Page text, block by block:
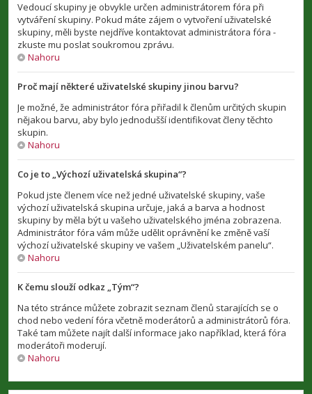
Vedoucí skupiny je obvykle určen administrátorem fóra při
vytváření skupiny. Pokud máte zájem o vytvoření uživatelské
skupiny, měli byste nejdříve kontaktovat administrátora fóra -
zkuste mu poslat soukromou zprávu.
Nahoru
Proč mají některé uživatelské skupiny jinou barvu?
Je možné, že administrátor fóra přiřadil k členům určitých skupin
nějakou barvu, aby bylo jednodušší identifikovat členy těchto
skupin.
Nahoru
Co je to „Výchozí uživatelská skupina“?
Pokud jste členem více než jedné uživatelské skupiny, vaše
výchozí uživatelská skupina určuje, jaká a barva a hodnost
skupiny by měla být u vašeho uživatelského jména zobrazena.
Administrátor fóra vám může udělit oprávnění ke změně vaší
výchozí uživatelské skupiny ve vašem „Uživatelském panelu“.
Nahoru
K čemu slouží odkaz „Tým“?
Na této stránce můžete zobrazit seznam členů starajících se o
chod nebo vedení fóra včetně moderátorů a administrátorů fóra.
Také tam můžete najít další informace jako například, která fóra
moderátoři moderují.
Nahoru